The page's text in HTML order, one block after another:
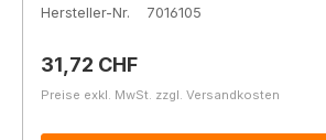
Hersteller-Nr.
7016105
Regulärer Preis:
31,72 CHF
Preise exkl. MwSt. zzgl. Versandkosten